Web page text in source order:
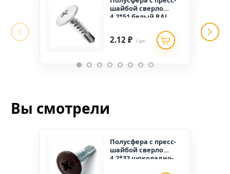
шайбой сверло
4,2*51 белый RAL
2.12 ₽ / шт.
Вы смотрели
Полусфера с пресс-
шайбой сверло
4,2*32 шоколадно-